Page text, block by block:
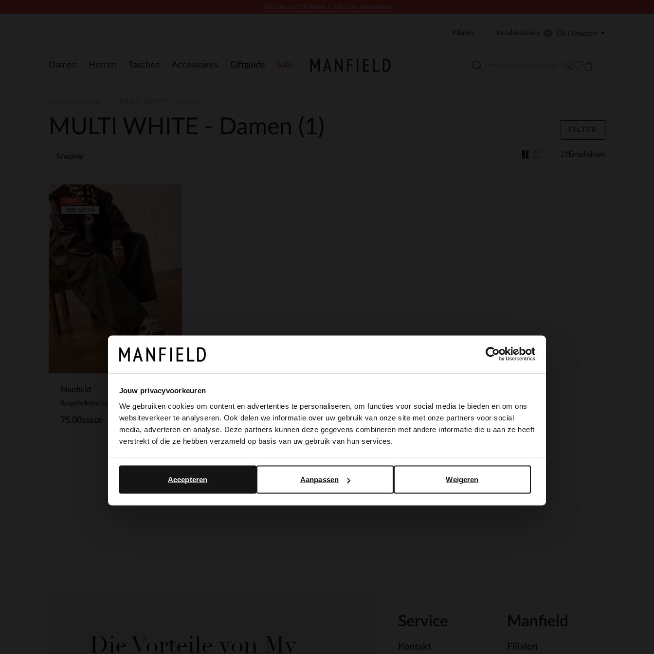
Jouw privacyvoorkeuren
We gebruiken cookies om content en advertenties te personaliseren, om functies voor social media te bieden en om ons
websiteverkeer te analyseren. Ook delen we informatie over uw gebruik van onze site met onze partners voor social
media, adverteren en analyse. Deze partners kunnen deze gegevens combineren met andere informatie die u aan ze heeft
verstrekt of die ze hebben verzameld op basis van uw gebruik van hun services.
Weigeren
Aanpassen
Accepteren
Damen Herren Taschen Accessoires Giftguide Sale
Filialen Kundenservice DE | Deutsch
MULTI WHITE - Damen (1)
Sneaker
FILTER
Empfohlen
Manfield
Beigefarbene Ledersneaker mit farbigen Details
150.00
75.00
-10% EXTRA
Die Vorteile von My
Service
Kontakt
Manfield
Filialen
×
It looks like your language isn't Dutch. Would you like to